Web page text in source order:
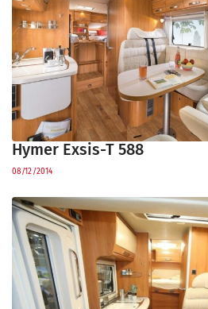
Hymer Exsis-T 588
08/12/2014